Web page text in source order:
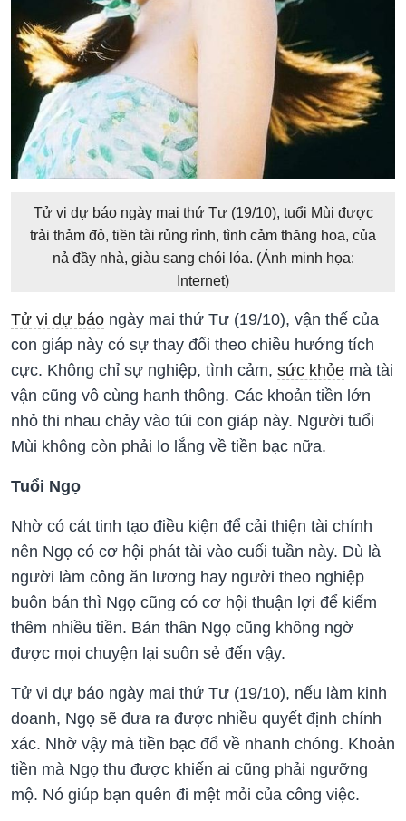
Tử vi dự báo ngày mai thứ Tư (19/10), tuổi Mùi được
trải thảm đỏ, tiền tài rủng rỉnh, tình cảm thăng hoa, của
nả đầy nhà, giàu sang chói lóa. (Ảnh minh họa:
Internet)
Tử vi dự báo ngày mai thứ Tư (19/10), vận thế của
con giáp này có sự thay đổi theo chiều hướng tích
cực. Không chỉ sự nghiệp, tình cảm, sức khỏe mà tài
vận cũng vô cùng hanh thông. Các khoản tiền lớn
nhỏ thi nhau chảy vào túi con giáp này. Người tuổi
Mùi không còn phải lo lắng về tiền bạc nữa.
Tuổi Ngọ
Nhờ có cát tinh tạo điều kiện để cải thiện tài chính
nên Ngọ có cơ hội phát tài vào cuối tuần này. Dù là
người làm công ăn lương hay người theo nghiệp
buôn bán thì Ngọ cũng có cơ hội thuận lợi để kiếm
thêm nhiều tiền. Bản thân Ngọ cũng không ngờ
được mọi chuyện lại suôn sẻ đến vậy.
Tử vi dự báo ngày mai thứ Tư (19/10), nếu làm kinh
doanh, Ngọ sẽ đưa ra được nhiều quyết định chính
xác. Nhờ vậy mà tiền bạc đổ về nhanh chóng. Khoản
tiền mà Ngọ thu được khiến ai cũng phải ngưỡng
mộ. Nó giúp bạn quên đi mệt mỏi của công việc.